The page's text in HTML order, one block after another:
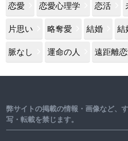
恋愛 恋愛心理学 恋活
片思い 略奪愛 結婚 結
脈なし 運命の人 遠距離
弊サイトの掲載の情報・画像など、
写・転載を禁じます。